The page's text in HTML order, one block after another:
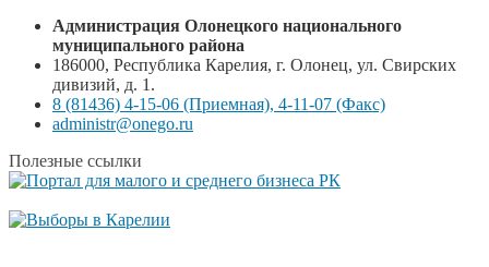
Администрация Олонецкого национального
муниципального района
186000, Республика Карелия, г. Олонец, ул. Свирских
дивизий, д. 1.
8 (81436) 4-15-06 (Приемная), 4-11-07 (Факс)
administr@onego.ru
Полезные ссылки